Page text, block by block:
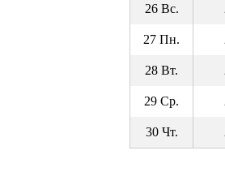
26 Вс.
27 Пн.
28 Вт.
29 Ср.
30 Чт.